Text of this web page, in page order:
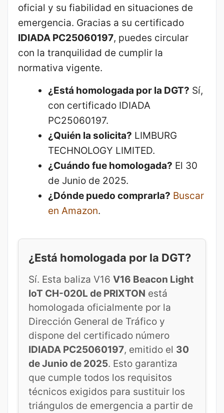
oficial y su fiabilidad en situaciones de
emergencia. Gracias a su certificado
IDIADA PC25060197, puedes circular
con la tranquilidad de cumplir la
normativa vigente.
¿Está homologada por la DGT? Sí,
con certificado IDIADA
PC25060197.
¿Quién la solicita? LIMBURG
TECHNOLOGY LIMITED.
¿Cuándo fue homologada? El 30
de Junio de 2025.
¿Dónde puedo comprarla? Buscar
en Amazon.
¿Está homologada por la DGT?
Sí. Esta baliza V16 V16 Beacon Light
IoT CH-020L de PRIXTON está
homologada oficialmente por la
Dirección General de Tráfico y
dispone del certificado número
IDIADA PC25060197, emitido el 30
de Junio de 2025. Esto garantiza
que cumple todos los requisitos
técnicos exigidos para sustituir los
triángulos de emergencia a partir de